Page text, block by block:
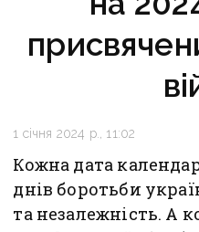
1 січня 2024 р., 11:02
Кожна дата
днів боротьби
та незалежність. А